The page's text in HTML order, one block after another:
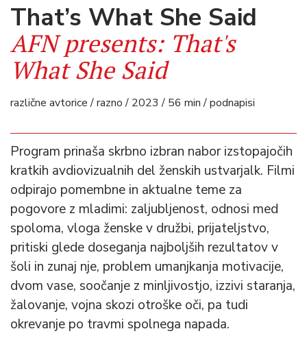
That’s What She Said
AFN presents: That's
What She Said
različne avtorice / razno / 2023 / 56 min / podnapisi
Program prinaša skrbno izbran nabor izstopajočih
kratkih avdiovizualnih del ženskih ustvarjalk. Filmi
odpirajo pomembne in aktualne teme za
pogovore z mladimi: zaljubljenost, odnosi med
spoloma, vloga ženske v družbi, prijateljstvo,
pritiski glede doseganja najboljših rezultatov v
šoli in zunaj nje, problem umanjkanja motivacije,
dvom vase, soočanje z minljivostjo, izzivi staranja,
žalovanje, vojna skozi otroške oči, pa tudi
okrevanje po travmi spolnega napada.